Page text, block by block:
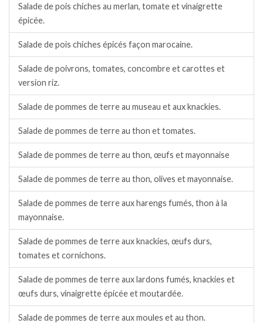
Salade de pois chiches au merlan, tomate et vinaigrette
épicée.
Salade de pois chiches épicés façon marocaine.
Salade de poivrons, tomates, concombre et carottes et
version riz.
Salade de pommes de terre au museau et aux knackies.
Salade de pommes de terre au thon et tomates.
Salade de pommes de terre au thon, œufs et mayonnaise
Salade de pommes de terre au thon, olives et mayonnaise.
Salade de pommes de terre aux harengs fumés, thon à la
mayonnaise.
Salade de pommes de terre aux knackies, œufs durs,
tomates et cornichons.
Salade de pommes de terre aux lardons fumés, knackies et
œufs durs, vinaigrette épicée et moutardée.
Salade de pommes de terre aux moules et au thon.